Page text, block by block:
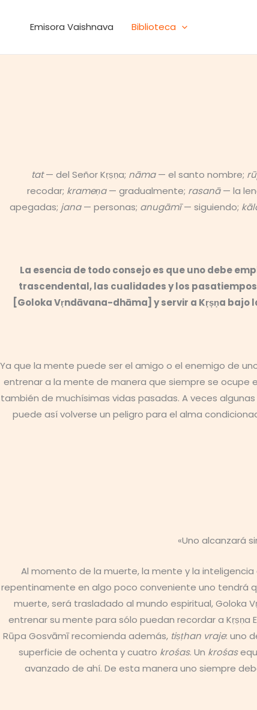
Emisora Vaishnava Biblioteca
tat— del Señor Kṛṣṇa; nāma— el santo nombre;
recodar; krameṇa— gradualmente; rasanā— la
apegadas; jana— personas; anugāmī— siguiendo;
La esencia de todo consejo es que uno debe
trascendental, las cualidades y los
[Goloka Vṛndāvana-dhāma] y servir a Kṛṣṇa bajo
Ya que la mente puede ser el amigo o el enemigo de
entrenar a la mente de manera que siempre se ocupe
también de muchísimas vidas pasadas. A veces
puede así volverse un peligro para el alma
«Uno alcanzará
Al momento de la muerte, la mente y la
repentinamente en algo poco conveniente uno tendrá
muerte, será trasladado al mundo espiritual, Goloka
entrenar su mente para sólo puedan recordar a Kṛṣṇa
Rūpa Gosvāmī recomienda además, tiṣṭhan vraje: uno
superficie de ochenta y cuatro krośas. Un krośas
avanzado de ahí. De esta manera uno siempre